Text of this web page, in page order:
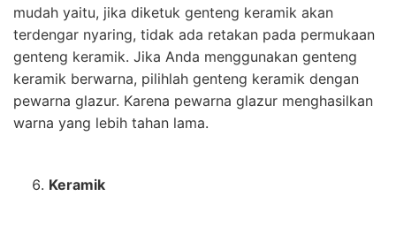
mudah yaitu, jika diketuk genteng keramik akan
terdengar nyaring, tidak ada retakan pada permukaan
genteng keramik. Jika Anda menggunakan genteng
keramik berwarna, pilihlah genteng keramik dengan
pewarna glazur. Karena pewarna glazur menghasilkan
warna yang lebih tahan lama.
Keramik